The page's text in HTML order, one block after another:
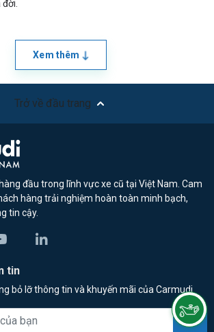
Xem thêm
Trở về đầu trang
đầu trong lĩnh vực xe cũ tại Việt Nam. Cam
hàng trải nghiệm hoàn toàn minh bạch,
tin cậy.
tin
bỏ lỡ thông tin và khuyến mãi của Carmudi
Gửi